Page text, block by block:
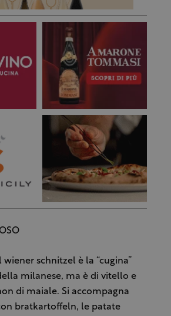
wiener schnitzel è la “cugina”
milanese, ma è di vitello e
di maiale. Si accompagna
bratkartoffeln, le patate